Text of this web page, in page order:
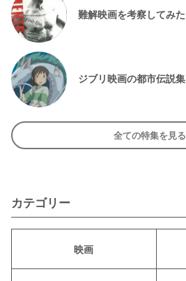
難解映画を考察してみた
ジブリ映画の都市伝説集
全ての特集を見る
カテゴリー
映画